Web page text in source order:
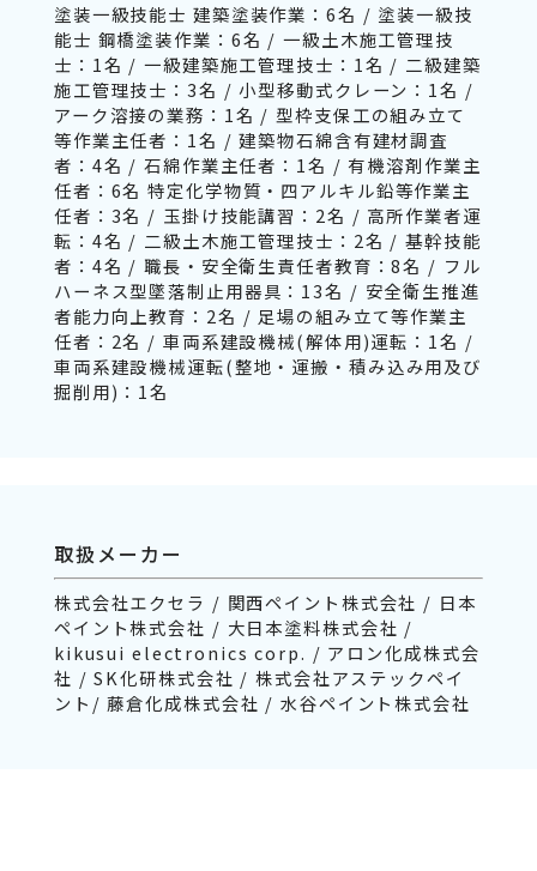
塗装一級技能士 建築塗装作業：6名 / 塗装一級技
能士 鋼橋塗装作業：6名 / 一級土木施工管理技
士：1名 / 一級建築施工管理技士：1名 / 二級建築
施工管理技士：3名 / 小型移動式クレーン：1名 /
アーク溶接の業務：1名 / 型枠支保工の組み立て
等作業主任者：1名 / 建築物石綿含有建材調査
者：4名 / 石綿作業主任者：1名 / 有機溶剤作業主
任者：6名 特定化学物質・四アルキル鉛等作業主
任者：3名 / 玉掛け技能講習：2名 / 高所作業者運
転：4名 / 二級土木施工管理技士：2名 / 基幹技能
者：4名 / 職長・安全衛生責任者教育：8名 / フル
ハーネス型墜落制止用器具：13名 / 安全衛生推進
者能力向上教育：2名 / 足場の組み立て等作業主
任者：2名 / 車両系建設機械(解体用)運転：1名 /
車両系建設機械運転(整地・運搬・積み込み用及び
掘削用)：1名
取扱メーカー
株式会社エクセラ / 関西ペイント株式会社 / 日本
ペイント株式会社 / 大日本塗料株式会社 /
kikusui electronics corp. / アロン化成株式会
社 / SK化研株式会社 / 株式会社アステックペイ
ント/ 藤倉化成株式会社 / 水谷ペイント株式会社